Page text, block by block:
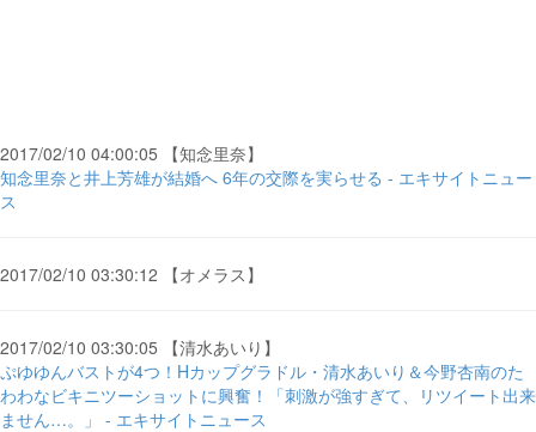
2017/02/10 04:00:05 【知念里奈】
知念里奈と井上芳雄が結婚へ 6年の交際を実らせる - エキサイトニュー
ス
2017/02/10 03:30:12 【オメラス】
2017/02/10 03:30:05 【清水あいり】
ぷゆゆんバストが4つ！Hカップグラドル・清水あいり＆今野杏南のた
わわなビキニツーショットに興奮！「刺激が強すぎて、リツイート出来
ません…。」 - エキサイトニュース